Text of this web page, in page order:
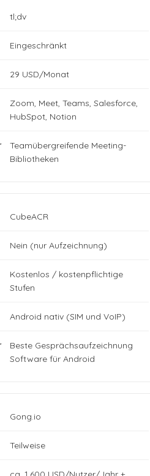
tl;dv
Eingeschränkt
29 USD/Monat
Zoom, Meet, Teams, Salesforce,
HubSpot, Notion
Teamübergreifende Meeting-
Bibliotheken
CubeACR
Nein (nur Aufzeichnung)
Kostenlos / kostenpflichtige
Stufen
Android nativ (SIM und VoIP)
Beste Gesprächsaufzeichnung
Software für Android
Gong.io
Teilweise